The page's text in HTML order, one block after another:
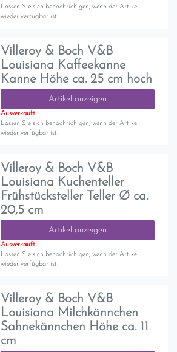
Lassen Sie sich benachrichigen, wenn der Artikel
wieder verfügbar ist.
Villeroy & Boch V&B
Louisiana Kaffeekanne
Kanne Höhe ca. 25 cm hoch
Artikel anzeigen
Ausverkauft
Lassen Sie sich benachrichigen, wenn der Artikel
wieder verfügbar ist.
Villeroy & Boch V&B
Louisiana Kuchenteller
Frühstücksteller Teller Ø ca.
20,5 cm
Artikel anzeigen
Ausverkauft
Lassen Sie sich benachrichigen, wenn der Artikel
wieder verfügbar ist.
Villeroy & Boch V&B
Louisiana Milchkännchen
Sahnekännchen Höhe ca. 11
cm